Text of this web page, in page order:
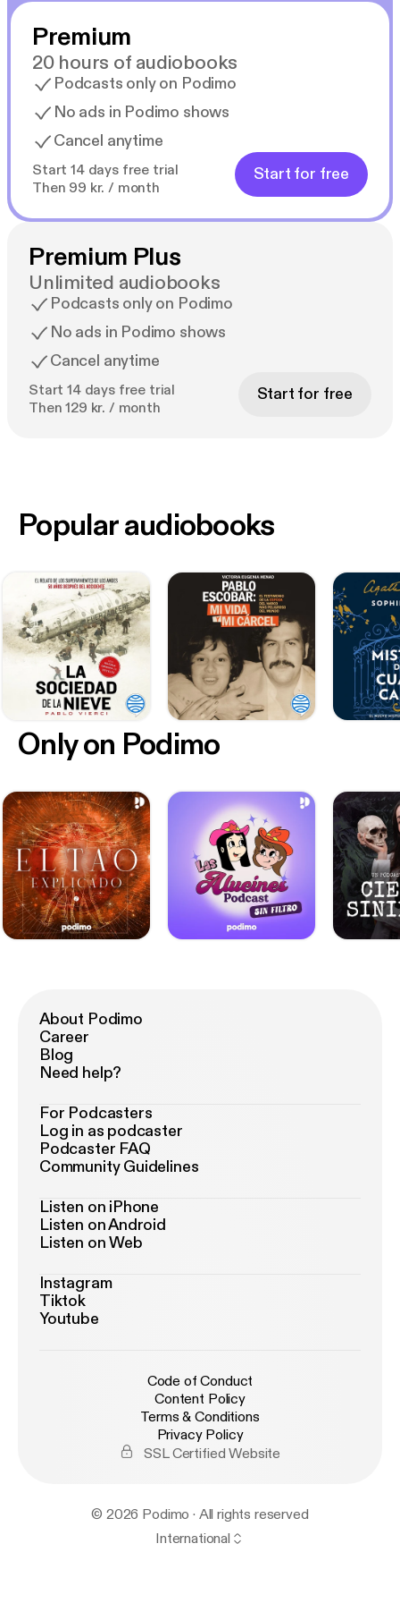
Rikosseuraamuslaitoksen työsuojelupäällikkö Petri
Nurmi on tehnyt pitkän uran vankilamaailmassa.
Nurmi on työskennellyt Keravan nuorisovankilan
opinto-ohjaajana, Suomenlinnan vankilan
rikosseuraamusesimiehenä ja vankeinhoidon
tarkastajana.
Premium
20 hours of audiobooks
Podcasts only on Podimo
No ads in Podimo shows
Cancel anytime
Start 14 days free trial
Then 99 kr. / month
Start for free
Premium Plus
Unlimited audiobooks
Podcasts only on Podimo
No ads in Podimo shows
Cancel anytime
Start 14 days free trial
Then 129 kr. / month
Start for free
Only on Podimo
Popular audiobooks
About Podimo
Career
Blog
Need help?
For Podcasters
Log in as podcaster
Podcaster FAQ
Community Guidelines
Listen on iPhone
Listen on Android
Listen on Web
Instagram
Tiktok
Youtube
Code of Conduct
Content Policy
Terms & Conditions
Privacy Policy
SSL Certified Website
© 2026 Podimo · All rights reserved
International